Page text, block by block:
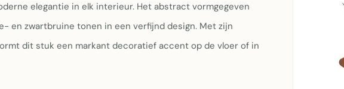
elegantie in elk interieur. Het abstract vormgegeven
en zwartbruine tonen in een verfijnd design. Met zijn
dit stuk een markant decoratief accent op de vloer of in